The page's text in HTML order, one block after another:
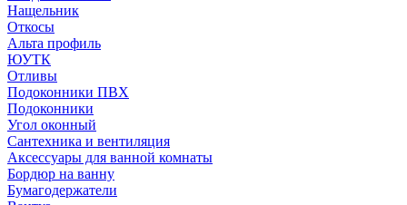
Нащельник
Откосы
Альта профиль
ЮУТК
Отливы
Подоконники ПВХ
Подоконники
Угол оконный
Сантехника и вентиляция
Аксессуары для ванной комнаты
Бордюр на ванну
Бумагодержатели